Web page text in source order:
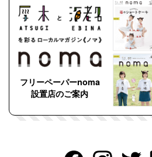
フリーペーパーnoma
設置店のご案内